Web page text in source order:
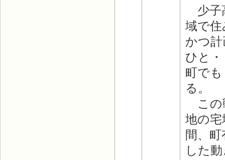
少子
域で
かつ
ひと
町で
る。
この
地の
間、
した